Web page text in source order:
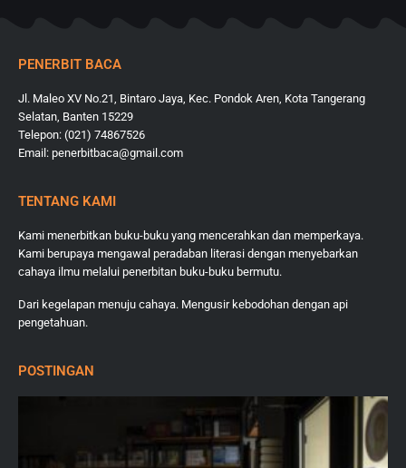
PENERBIT BACA
Jl. Maleo XV No.21, Bintaro Jaya, Kec. Pondok Aren, Kota Tangerang
Selatan, Banten 15229
Telepon: (021) 74867526
Email: penerbitbaca@gmail.com
TENTANG KAMI
Kami menerbitkan buku-buku yang mencerahkan dan memperkaya.
Kami berupaya mengawal peradaban literasi dengan menyebarkan
cahaya ilmu melalui penerbitan buku-buku bermutu.
Dari kegelapan menuju cahaya. Mengusir kebodohan dengan api
pengetahuan.
POSTINGAN